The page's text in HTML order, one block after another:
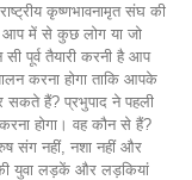
कृष्णभावनामृत संघ की
आप में से कुछ लोग या जो
पूर्व तैयारी करनी है आप
करना होगा ताकि आपके
हैं? प्रभुपाद ने पहली
होगा। वह कौन से हैं?
संग नहीं, नशा नहीं और
युवा लड़कें और लड़कियां